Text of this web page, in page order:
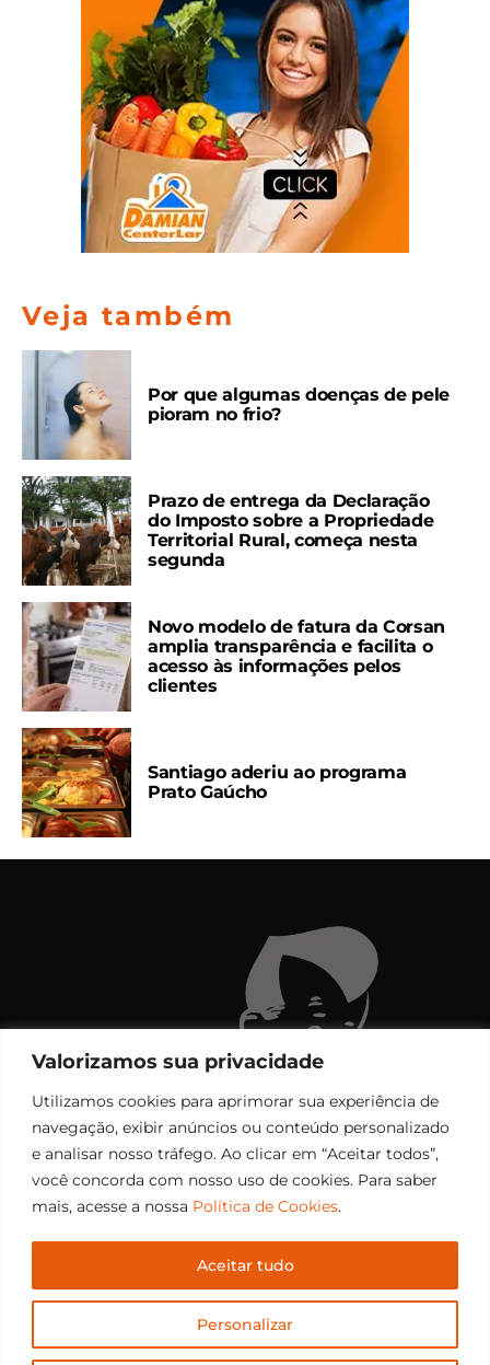
Valorizamos sua privacidade
Utilizamos cookies para aprimorar sua experiência de
navegação, exibir anúncios ou conteúdo personalizado
e analisar nosso tráfego. Ao clicar em “Aceitar todos”,
você concorda com nosso uso de cookies. Para saber
mais, acesse a nossa Política de Cookies.
Personalizar
Aceitar tudo
Veja também
Por que algumas doenças de pele
pioram no frio?
Prazo de entrega da Declaração
do Imposto sobre a Propriedade
Territorial Rural, começa nesta
segunda
Novo modelo de fatura da Corsan
amplia transparência e facilita o
acesso às informações pelos
clientes
Santiago aderiu ao programa
Prato Gaúcho
Copyright © 2006 – 2026 Rádio Santiago FM. Todos os
direitos reservados.
Desenvolvido porCEOS Tech